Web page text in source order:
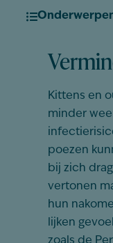
Kittens en
minder
poezen
bij zich
vertonen
hun
lijken